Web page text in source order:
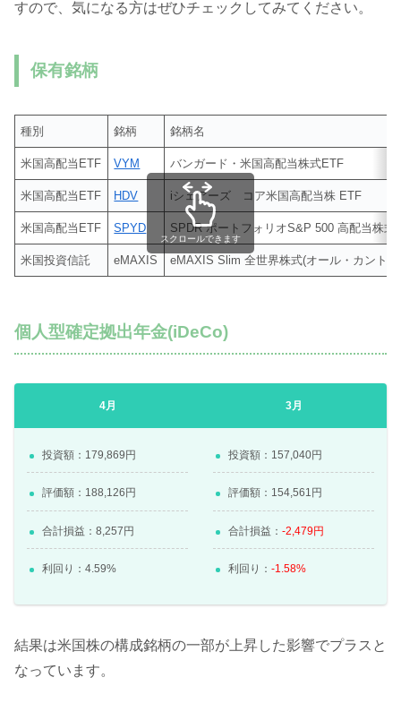
すので、気になる方はぜひチェックしてみてください。
保有銘柄
種別 銘柄 銘柄名
米国高配当ETF VYM バンガード・米国高配当株式ETF
米国高配当ETF HDV iシェアーズ コア米国高配当株 ETF
米国高配当ETF SPYD SPDR ポートフォリオS&P 500 高配当株式
米国投資信託 eMAXIS eMAXIS Slim 全世界株式(オール・カント
スクロールできます
個人型確定拠出年金(iDeCo)
4月
投資額：179,869円
評価額：188,126円
合計損益：8,257円
利回り：4.59%
3月
投資額：157,040円
評価額：154,561円
合計損益：-2,479円
利回り：-1.58%
結果は米国株の構成銘柄の一部が上昇した影響でプラスと
なっています。